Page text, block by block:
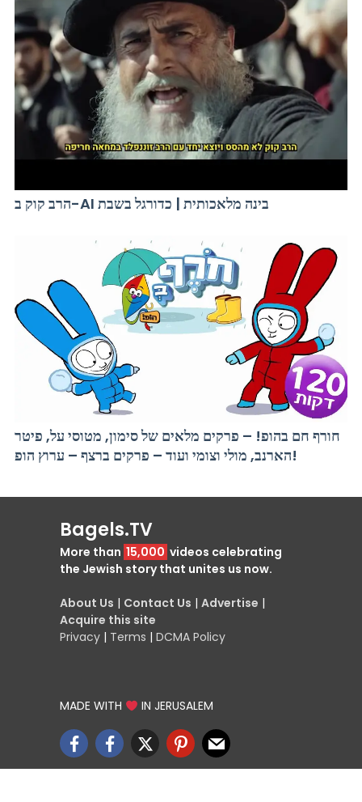
הרב קוק ב-AI בינה מלאכותית | כדורגל בשבת
חורף חם בהופ! – פרקים מלאים של סימון, מטוסי על, פיטר
הארנב, מולי וצומי ועוד – פרקים ברצף – ערוץ הופ!
Bagels.TV
More than 15,000 videos celebrating
the Jewish story that unites us now.
About Us | Contact Us | Advertise |
Acquire this site
Privacy | Terms | DCMA Policy
MADE WITH IN JERUSALEM